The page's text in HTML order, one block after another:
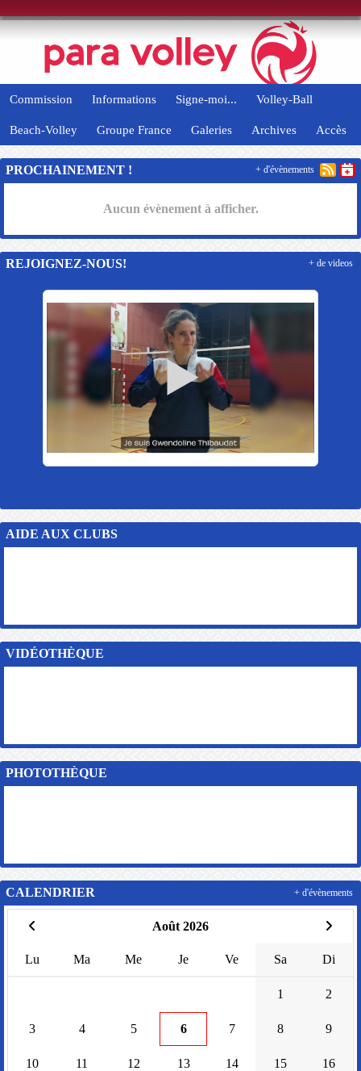
Commission Informations Signe-moi... Volley-Ball
Beach-Volley Groupe France Galeries Archives Accès
PROCHAINEMENT !
Aucun évènement à afficher.
+ d'évènements
REJOIGNEZ-NOUS! + de videos
AIDE AUX CLUBS
VIDÉOTHÈQUE
PHOTOTHÈQUE
CALENDRIER
Août 2026
Lu Ma Me Je Ve Sa Di
1 2
3 4 5 6 7 8 9
10 11 12 13 14 15 16
+ d'évènements